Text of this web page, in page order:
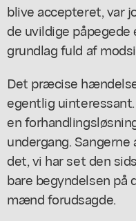
blive accepteret, var
de uvildige
grundlag fuld af
Det præcise
egentlig
en
undergang.
det, vi har set den
bare begyndelsen på
mænd forudsagde.